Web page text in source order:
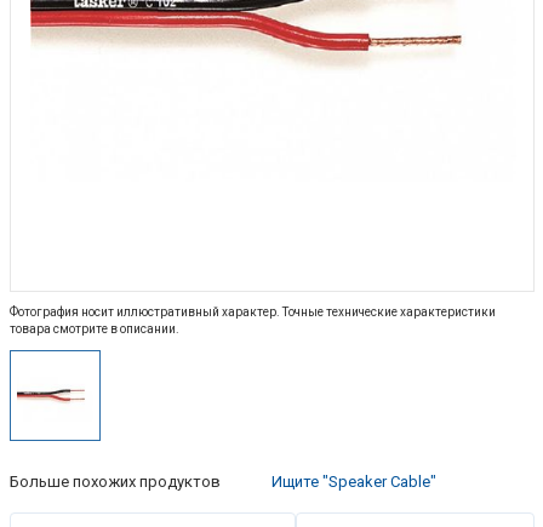
Фотография носит иллюстративный характер. Точные технические характеристики
товара смотрите в описании.
Больше похожих продуктов Ищите "Speaker Cable"